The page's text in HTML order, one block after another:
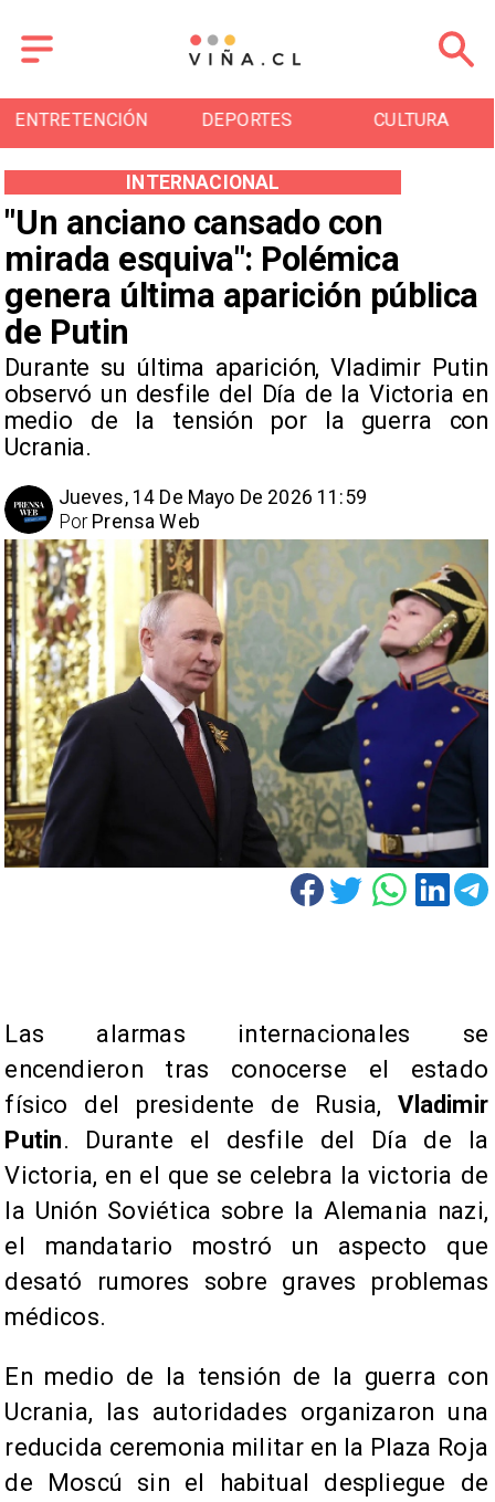
DEPORTES CULTURA
"Un anciano cansado con
mirada esquiva": Polémica
genera última aparición pública
de Putin
Durante su última aparición, Vladimir Putin
observó un desfile del Día de la Victoria en
medio de la tensión por la guerra con
Ucrania.
INTERNACIONAL
Jueves, 14 De Mayo De 2026 11:59
Prensa Web
Por
Las alarmas internacionales se
encendieron tras conocerse el estado
físico del presidente de Rusia,Vladimir
Putin. Durante el desfile del Día de la
Victoria, en el que se celebra la victoria de
la Unión Soviética sobre la Alemania nazi,
el mandatario mostró un aspecto que
desató rumores sobre graves problemas
médicos.
En medio de la tensión de la guerra con
Ucrania, las autoridades organizaron una
reducida ceremonia militar en la Plaza Roja
de Moscú sin el habitual despliegue de